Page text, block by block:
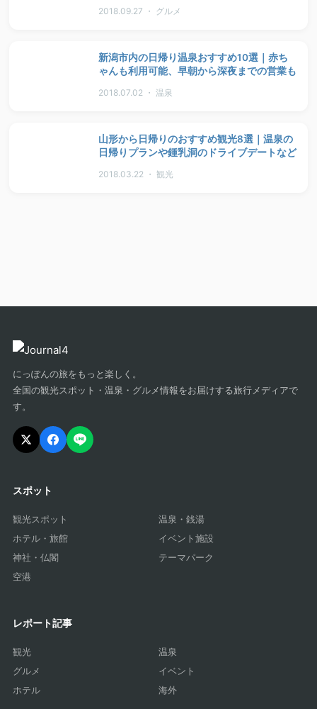
2018.09.27 ・ グルメ
新潟市内の日帰り温泉おすすめ10選｜赤ち
ゃんも利用可能、早朝から深夜までの営業も
2018.07.02 ・ 温泉
山形から日帰りのおすすめ観光8選｜温泉の
日帰りプランや鍾乳洞のドライブデートなど
2018.03.22 ・ 観光
にっぽんの旅をもっと楽しく。
全国の観光スポット・温泉・グルメ情報をお届けする旅行メディアで
す。
スポット
観光スポット
温泉・銭湯
ホテル・旅館
イベント施設
神社・仏閣
テーマパーク
空港
レポート記事
観光
温泉
グルメ
イベント
ホテル
海外